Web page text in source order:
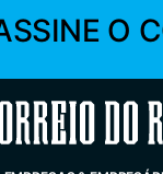
O
do Ribatejo